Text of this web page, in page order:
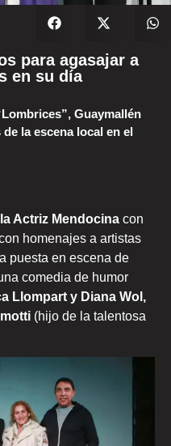
para agasajar a
en su día
Guaymallén
la escena local en el
Actriz Mendocina con
homenajes a artistas
puesta en escena de
comedia de humor
Llompart y Diana Wol,
(hijo de la talentosa